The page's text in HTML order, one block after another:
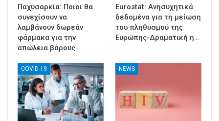
Παχυσαρκία: Ποιοι θα
συνεχίσουν να
λαμβάνουν δωρεάν
φάρμακα για την
απώλεια βάρους
Eurostat: Ανησυχητικά
δεδομένα για τη μείωση
του πληθυσμού της
Ευρώπης-Δραματική η…
COVID-19 NEWS